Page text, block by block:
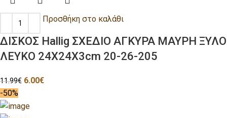
Προσθήκη στο καλάθι
ΔΙΣΚΟΣ Hallig ΣΧΕΔΙΟ ΑΓΚΥΡΑ ΜΑΥΡΗ ΞΥΛΟ
ΛΕΥΚΟ 24Χ24Χ3cm 20-26-205
11.99€ 6.00€
-50%